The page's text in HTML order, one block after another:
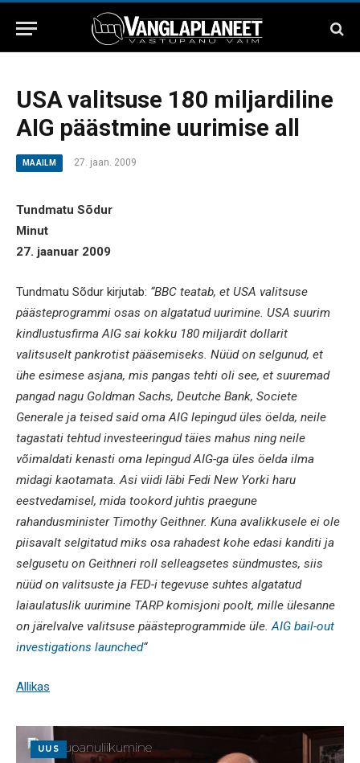
USA valitsuse 180 miljardiline
AIG päästmine uurimise all
MAAILM 27. jaan. 2009
Tundmatu Sõdur
Minut
27. jaanuar 2009
Tundmatu Sõdur kirjutab: “BBC teatab, et USA valitsuse
päästeprogrammi osas on algatatud uurimine. USA suurim
kindlustusfirma AIG sai kokku 180 miljardit dollarit
valitsuselt pankrotist pääsemiseks. Nüüd on selgunud, et
ühe esimese asjana, mis pangas tehti oli see, et suuremad
pangad nagu Goldman Sachs, Deutche Bank, Societe
Generale ja teised said oma AIG lepingud üles öelda, neile
tagastati tehtud investeeringud täies mahus ning neile
võimaldati kenasti oma lepingud AIG-ga üles öelda ilma
midagi kaotamata. Asi viidi läbi Fedi New Yorki haru
eestvedamisel, mida tookord juhtis praegune
rahandusminister Timothy Geithner. Kuna avalikkusele ei ole
piisavalt selgitatud miks osa rahadest kohe edasi kanditi ja
selgusetu on Geithneri roll selleagsetes sündmustes, siis
nüüd on valitsuste ja FED-i tegevuse suhtes algatatud
laiaulatuslik uurimine TARP komisjoni poolt, mille ülesanne
on järelvalve valitsuse päästeprogrammide üle.AIG bail-out
investigations launched“
Allikas
UUS